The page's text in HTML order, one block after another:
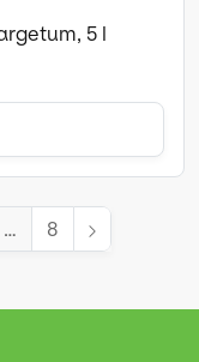
5 l
… 8